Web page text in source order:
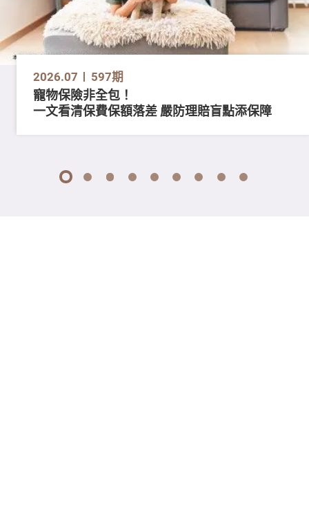
2026.07 597期
寵物保險非全包！
一文看清保費保額落差 嚴防理賠盲點添保障
1 2 3 4 5 6 7 8 9